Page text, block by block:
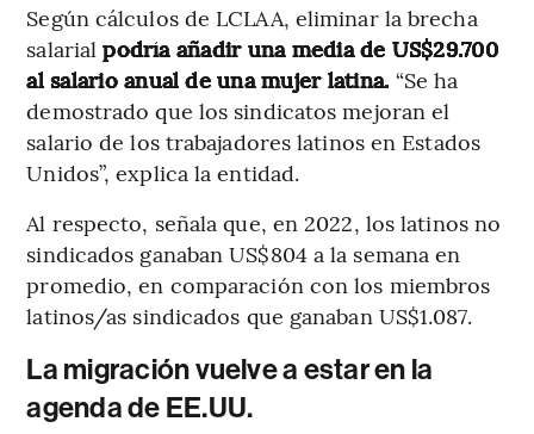
Según cálculos de LCLAA, eliminar la brecha
salarialpodría añadir una media de US$29.700
al salario anual de una mujer latina. “Se ha
demostrado que los sindicatos mejoran el
salario de los trabajadores latinos en Estados
Unidos”, explica la entidad.
Al respecto, señala que, en 2022, los latinos no
sindicados ganaban US$804 a la semana en
promedio, en comparación con los miembros
latinos/as sindicados que ganaban US$1.087.
La migración vuelve a estar en la
agenda de EE.UU.